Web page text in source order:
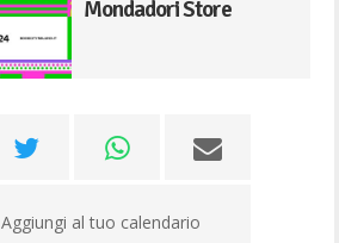
Mondadori Store
Aggiungi al tuo calendario